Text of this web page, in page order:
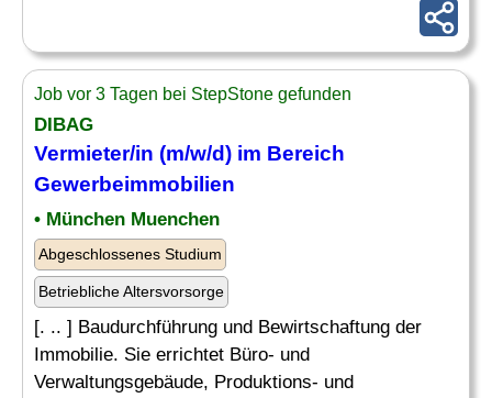
Job vor 3 Tagen bei StepStone gefunden
DIBAG
Vermieter/in (m/w/d) im Bereich
Gewerbeimmobilien
• München Muenchen
Abgeschlossenes Studium
Betriebliche Altersvorsorge
[. .. ] Baudurchführung und Bewirtschaftung der
Immobilie. Sie errichtet Büro- und
Verwaltungsgebäude, Produktions- und